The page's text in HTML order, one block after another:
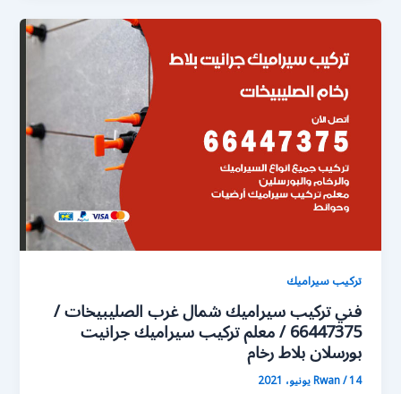
تركيب سيراميك
فني تركيب سيراميك شمال غرب الصليبيخات /
66447375 / معلم تركيب سيراميك جرانيت
بورسلان بلاط رخام
Rwan/14 يونيو، 2021